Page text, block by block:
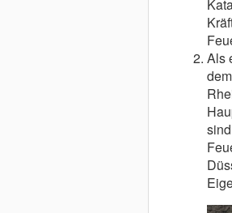
Als